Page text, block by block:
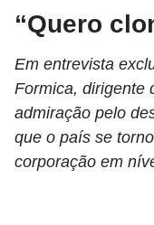
“Quero
Em entrevista
Formica, dirigente
admiração pelo
que o país se
corporação em